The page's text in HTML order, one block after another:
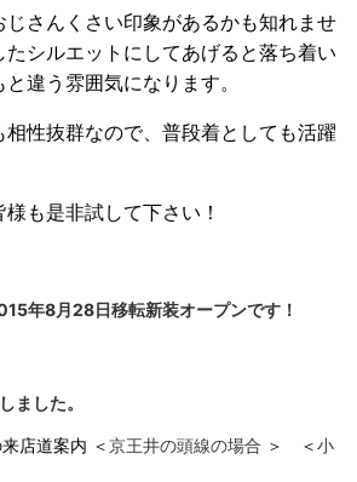
じさんくさい印象があるかも知れませ
たシルエットにしてあげると落ち着い
違う雰囲気になります。
性抜群なので、普段着としても活躍
も是非試して下さい！
年8月28日移転新装オープンです！
ました。
店道案内 ＜京王井の頭線の場合 ＞ ＜小